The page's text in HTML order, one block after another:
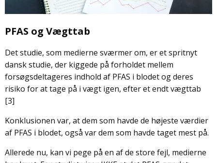
PFAS og Vægttab
Det studie, som medierne sværmer om, er et spritnyt
dansk studie, der kiggede på forholdet mellem
forsøgsdeltageres indhold af PFAS i blodet og deres
risiko for at tage på i vægt igen, efter et endt vægttab
[3]
Konklusionen var, at dem som havde de højeste værdier
af PFAS i blodet, også var dem som havde taget mest på.
Allerede nu, kan vi pege på en af de store fejl, medierne